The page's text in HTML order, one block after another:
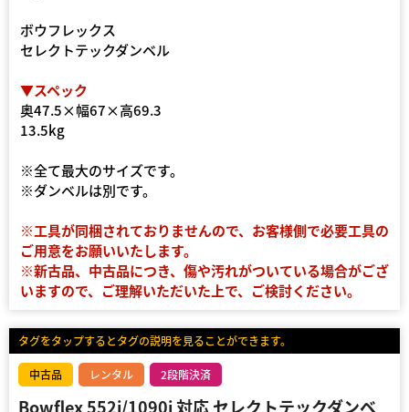
ボウフレックス
セレクトテックダンベル
▼スペック
奥47.5×幅67×高69.3
13.5kg
※全て最大のサイズです。
※ダンベルは別です。
※工具が同梱されておりませんので、お客様側で必要工具の
ご用意をお願いいたします。
※新古品、中古品につき、傷や汚れがついている場合がござ
いますので、ご理解いただいた上で、ご検討ください。
タグをタップするとタグの説明を見ることができます。
中古品 レンタル 2段階決済
Bowflex 552i/1090i 対応 セレクトテックダンベ